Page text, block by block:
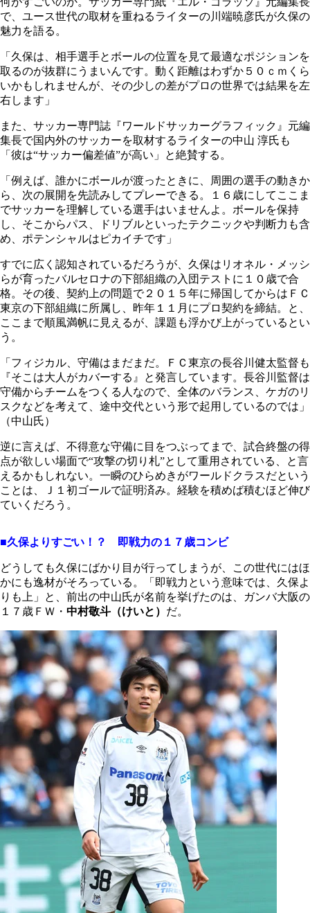
で、ユース世代の取材を重ねるライターの川端暁彦氏が久保の
魅力を語る。
「久保は、相手選手とボールの位置を見て最適なポジションを
取るのが抜群にうまいんです。動く距離はわずか５０ｃｍくら
いかもしれませんが、その少しの差がプロの世界では結果を左
右します」
また、サッカー専門誌『ワールドサッカーグラフィック』元編
集長で国内外のサッカーを取材するライターの中山 淳氏も
「彼は“サッカー偏差値”が高い」と絶賛する。
「例えば、誰かにボールが渡ったときに、周囲の選手の動きか
ら、次の展開を先読みしてプレーできる。１６歳にしてここま
でサッカーを理解している選手はいませんよ。ボールを保持
し、そこからパス、ドリブルといったテクニックや判断力も含
め、ポテンシャルはピカイチです」
すでに広く認知されているだろうが、久保はリオネル・メッシ
らが育ったバルセロナの下部組織の入団テストに１０歳で合
格。その後、契約上の問題で２０１５年に帰国してからはＦＣ
東京の下部組織に所属し、昨年１１月にプロ契約を締結。と、
ここまで順風満帆に見えるが、課題も浮かび上がっているとい
う。
「フィジカル、守備はまだまだ。ＦＣ東京の長谷川健太監督も
『そこは大人がカバーする』と発言しています。長谷川監督は
守備からチームをつくる人なので、全体のバランス、ケガのリ
スクなどを考えて、途中交代という形で起用しているのでは」
（中山氏）
逆に言えば、不得意な守備に目をつぶってまで、試合終盤の得
点が欲しい場面で“攻撃の切り札”として重用されている、と言
えるかもしれない。一瞬のひらめきがワールドクラスだという
ことは、Ｊ１初ゴールで証明済み。経験を積めば積むほど伸び
ていくだろう。
■久保よりすごい！？ 即戦力の１７歳コンビ
どうしても久保にばかり目が行ってしまうが、この世代にはほ
かにも逸材がそろっている。「即戦力という意味では、久保よ
りも上」と、前出の中山氏が名前を挙げたのは、ガンバ大阪の
１７歳ＦＷ・ 中村敬斗（けいと） だ。